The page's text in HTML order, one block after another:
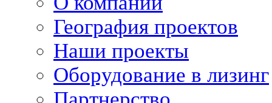
География проектов
Наши проекты
Оборудование в лизинг